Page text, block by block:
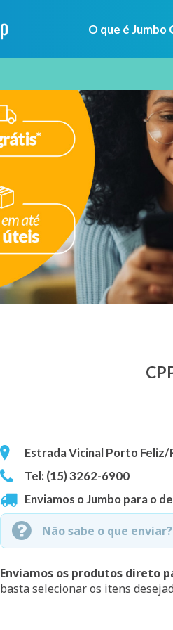
O que é Jumbo
Estrada Vicinal Porto Feliz/
Tel: (15) 3262-6900
Enviamos o Jumbo para o
Não sabe o que
Enviamos os produtos direto
basta selecionar os itens